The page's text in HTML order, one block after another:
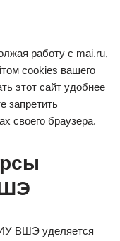
работу с mai.ru,
cookies вашего
этот сайт удобнее
запретить
своего браузера.
ВШЭ уделяется